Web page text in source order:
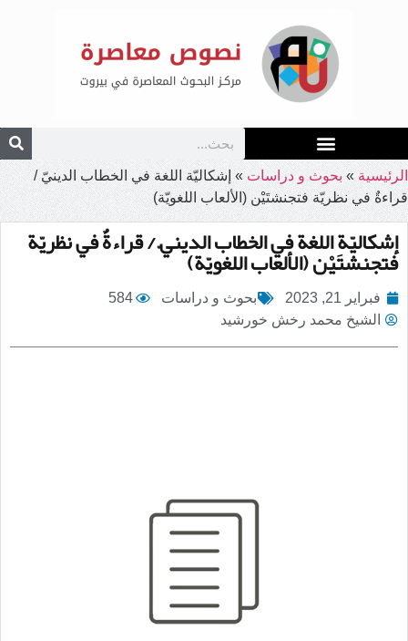
الرئيسية » بحوث و دراسات » إشكاليّة اللغة في الخطاب الدينيّ /
قراءةٌ في نظريّة فتجنشتَيْن (الألعاب اللغويّة)
إشكاليّة اللغة في الخطاب الدينيّ / قراءةٌ في نظريّة
فتجنشتَيْن (الألعاب اللغويّة)
فبراير 21, 2023 بحوث و دراسات
584
الشيخ محمد رخش خورشيد